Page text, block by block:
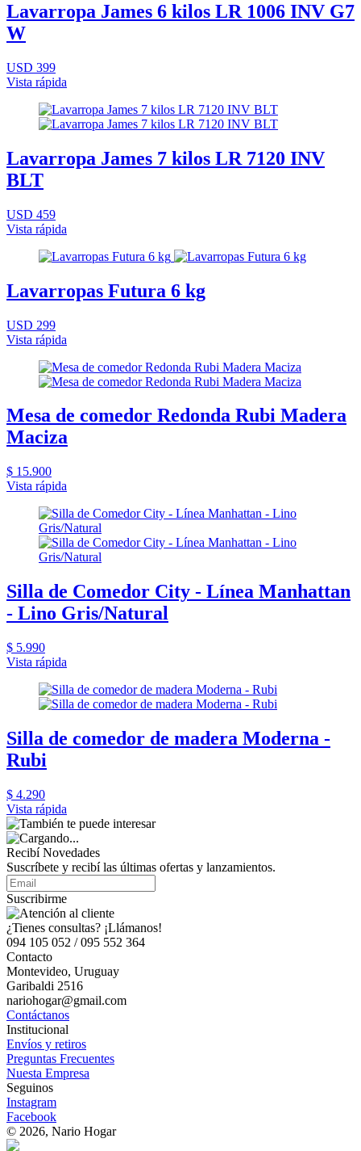
Lavarropa James 6 kilos LR 1006 INV G7
W
USD 399
Vista rápida
Lavarropa James 7 kilos LR 7120 INV
BLT
USD 459
Vista rápida
Lavarropas Futura 6 kg
USD 299
Vista rápida
Mesa de comedor Redonda Rubi Madera
Maciza
$ 15.900
Vista rápida
Silla de Comedor City - Línea Manhattan
- Lino Gris/Natural
$ 5.990
Vista rápida
Silla de comedor de madera Moderna -
Rubi
$ 4.290
Vista rápida
Recibí Novedades
Suscríbete y recibí las últimas ofertas y lanzamientos.
Suscribirme
¿Tienes consultas? ¡Llámanos!
094 105 052 / 095 552 364
Contacto
Montevideo, Uruguay
Garibaldi 2516
nariohogar@gmail.com
Contáctanos
Institucional
Envíos y retiros
Preguntas Frecuentes
Nuesta Empresa
Seguinos
Instagram
Facebook
© 2026, Nario Hogar